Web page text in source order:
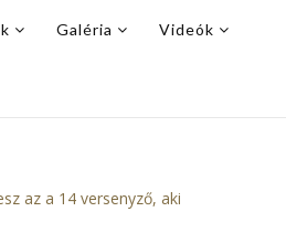
Galéria Videók
az a 14 versenyző, aki